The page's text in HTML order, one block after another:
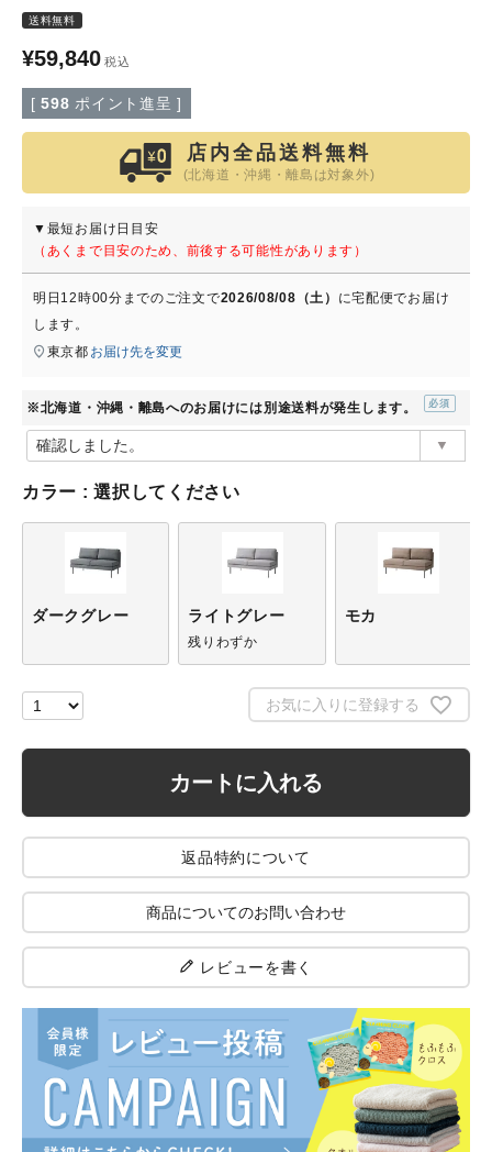
特定商取引法について
会社概要
よくある質問
お問い合わせ
送料無料
¥59,840 税込
[ 598 ポイント進呈 ]
店内全品送料無料
(北海道・沖縄・離島は対象外)
▼最短お届け日目安
（あくまで目安のため、前後する可能性があります）
明日 12時00分 までのご注文で2026/08/08（土） に宅配便でお届け
します。
東京都 お届け先を変更
※北海道・沖縄・離島へのお届けには別途送料が発生します。
須)
カラー 選択してください
ダークグレー ライトグレー
残りわずか
モカ
お気に入りに登録する
カートに入れる
返品特約について
商品についてのお問い合わせ
レビューを書く